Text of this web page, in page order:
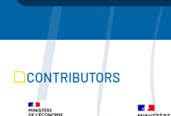
CONTRIBUTORS